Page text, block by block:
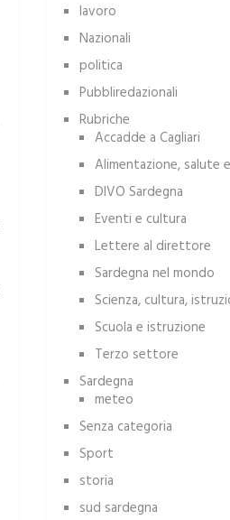
lavoro
Nazionali
politica
Pubbliredazionali
Rubriche
Accadde a Cagliari
Alimentazione, salute
DIVO Sardegna
Eventi e cultura
Lettere al direttore
Sardegna nel mondo
Scienza, cultura,
Scuola e istruzione
Terzo settore
Sardegna
meteo
Senza categoria
Sport
storia
sud sardegna